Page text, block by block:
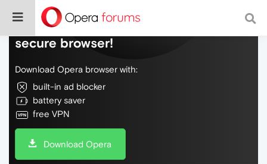
Do more on the web, with a fast and
secure browser!
Download Opera browser with:
built-in ad blocker
battery saver
free VPN
Download Opera